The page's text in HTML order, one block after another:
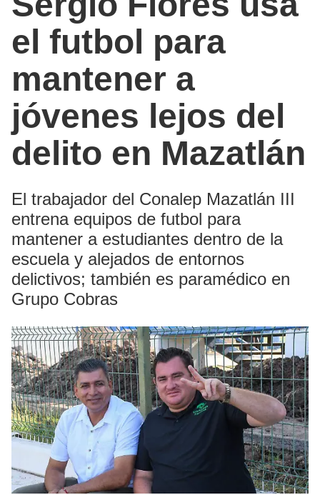
el futbol para
mantener a
jóvenes lejos del
delito en Mazatlán
El trabajador del Conalep Mazatlán III
entrena equipos de futbol para
mantener a estudiantes dentro de la
escuela y alejados de entornos
delictivos; también es paramédico en
Grupo Cobras